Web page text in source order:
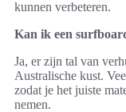
kunnen verbeteren.
Kan ik een
Ja, er zijn tal van
Australische kust.
zodat je het juiste
nemen.